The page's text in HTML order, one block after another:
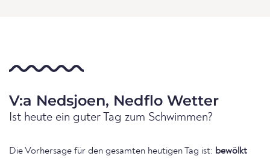
V:a Nedsjoen, Nedflo Wetter
Ist heute ein guter Tag zum Schwimmen?
Die Vorhersage für den gesamten heutigen Tag ist: bewölkt